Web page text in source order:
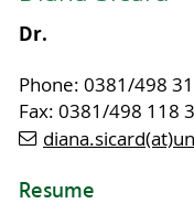
Dr.
Phone: 0381/498
Fax: 0381/498 118
Resume